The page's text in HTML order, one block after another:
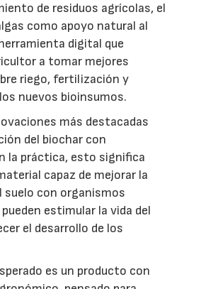
de residuos agrícolas, el
como apoyo natural al
digital que
a tomar mejores
riego, fertilización y
nuevos bioinsumos.
más destacadas
del biochar con
la práctica, esto significa
capaz de mejorar la
suelo con organismos
estimular la vida del
el desarrollo de los
es un producto con